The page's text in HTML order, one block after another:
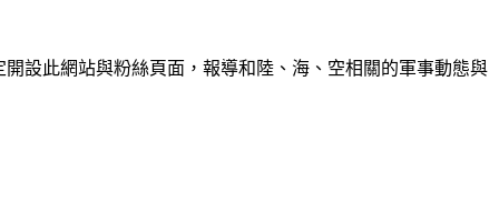
設此網站與粉絲頁面，報導和陸、海、空相關的軍事動態與